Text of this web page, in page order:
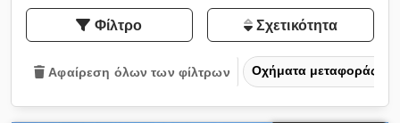
Φίλτρο Σχετικότητα
Αφαίρεση όλων των φίλτρων Οχήματα μεταφοράς